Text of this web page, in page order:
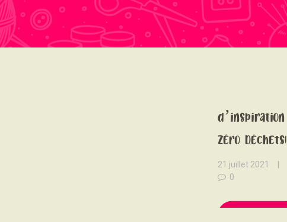
d’inspiration
Zéro Déchets!
21 juillet 2021
0